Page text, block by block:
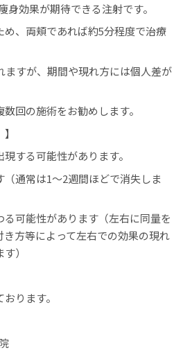
身効果が期待できる注射です。
、両頬であれば約5分程度で治療
ますが、期間や現れ方には個人差が
回の施術をお勧めします。
する可能性があります。
通常は1～2週間ほどで消失しま
可能性があります（左右に同量を
方等によって左右での効果の現れ
）
ります。